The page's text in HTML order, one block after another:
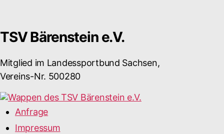
TSV Bärenstein e.V.
Mitglied im Landessportbund Sachsen,
Vereins-Nr. 500280
Anfrage
Impressum